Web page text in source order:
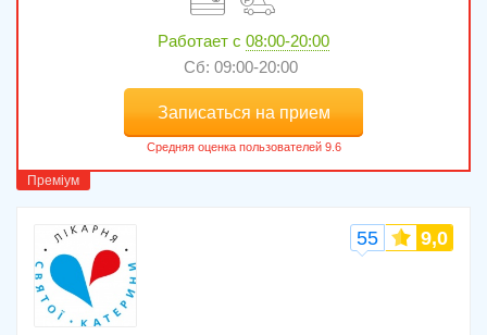
Работает с 08:00-20:00
Сб: 09:00-20:00
Записаться на прием
55 9,0